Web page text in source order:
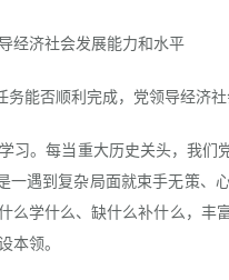
济社会发展能力和水平
能否顺利完成，党领导经济社
。每当重大历史关头，我们
一遇到复杂局面就束手无策
么学什么、缺什么补什么，丰
本领。